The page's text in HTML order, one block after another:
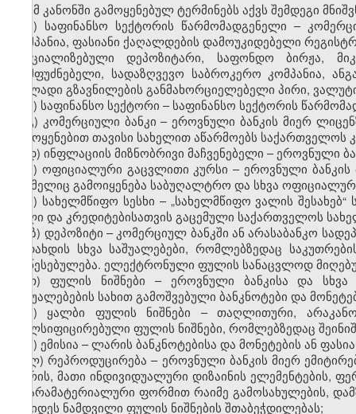
ამ კანონში გამოყენებულ ტერმინებს აქვს შემდეგი
ა) საფინანსო სექტორის წარმომადგენელი –
კომპანია, ფასიანი ქაღალდების დამოუკიდებელი
სპეციალიზებული დეპოზიტარი, საფონდო ბირჟა,
დამფუძნებელი, სადაზღვევო საბროკერო კომპანია,
ფულადი გზავნილების განმახორციელებელი პირი,
ბ) საფინანსო სექტორი – საფინანსო სექტორის
გ) კომერციული ბანკი – ეროვნული ბანკის მიერ
გამოყენებით თავისი სახელით აწარმოებს
დ) ინფლაციის მიზნობრივი მაჩვენებელი – ეროვნული
ე) ოფიციალური გაცვლითი კურსი – ეროვნული
რომელიც გამოიყენება საბუღალტრო და სხვა
ვ) სახელმწიფო სესხი – „სახელმწიფო ვალის
ვალი და კრედიტებისათვის გაცემული საქართველოს
ზ) დეპოზიტი – კომერციულ ბანკში ან არასაბანკო
გადახდის სხვა საშუალებები, რომლებზედაც
დაწესებულება. ელექტრონული ფულის სანაცვლოდ
თ) ფულის ნიშნები – ეროვნული ბანკისა და სხვა
საშუალებების სახით გამოშვებული ბანკნოტები და
ი) ყალბი ფულის ნიშნები – თაღლითური,
ფალსიფიცირებული ფულის ნიშნები, რომლებზედაც
კ) ემისია – ლარის ბანკნოტებისა და მონეტების ან
ლ) რეპროდუცირება – ეროვნული ბანკის მიერ
შორის, მათი ინდივიდუალური დიზაინის ელემენტების,
ან არამატერიალური ფორმით რაიმე გამოსახულების,
ქმნიდეს ნამდვილი ფულის ნიშნების შთაბეჭდილებას;